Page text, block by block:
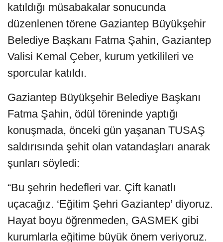
katıldığı müsabakalar sonucunda
düzenlenen törene Gaziantep Büyükşehir
Belediye Başkanı Fatma Şahin, Gaziantep
Valisi Kemal Çeber, kurum yetkilileri ve
sporcular katıldı.
Gaziantep Büyükşehir Belediye Başkanı
Fatma Şahin, ödül töreninde yaptığı
konuşmada, önceki gün yaşanan TUSAŞ
saldırısında şehit olan vatandaşları anarak
şunları söyledi:
“Bu şehrin hedefleri var. Çift kanatlı
uçacağız. ‘Eğitim Şehri Gaziantep’ diyoruz.
Hayat boyu öğrenmeden, GASMEK gibi
kurumlarla eğitime büyük önem veriyoruz.